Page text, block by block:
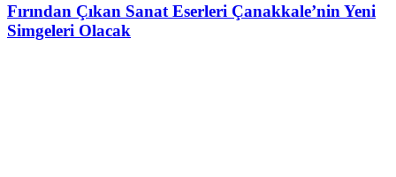
Fırından Çıkan Sanat Eserleri Çanakkale’nin Yeni
Simgeleri Olacak